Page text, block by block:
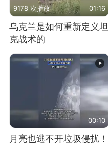
9178 次播放 01:16
乌克兰是如何重新定义坦
克战术的
00:10
月亮也逃不开垃圾侵扰！